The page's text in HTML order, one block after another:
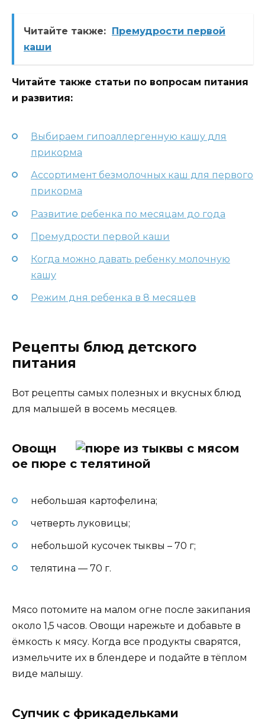
Читайте также: Премудрости первой
каши
Читайте также статьи по вопросам питания
и развития:
Выбираем гипоаллергенную кашу для
прикорма
Ассортимент безмолочных каш для первого
прикорма
Развитие ребенка по месяцам до года
Премудрости первой каши
Когда можно давать ребенку молочную
кашу
Режим дня ребенка в 8 месяцев
Рецепты блюд детского
питания
Вот рецепты самых полезных и вкусных блюд
для малышей в восемь месяцев.
Овощн
ое пюре с телятиной
небольшая картофелина;
четверть луковицы;
небольшой кусочек тыквы – 70 г;
телятина — 70 г.
Мясо потомите на малом огне после закипания
около 1,5 часов. Овощи нарежьте и добавьте в
ёмкость к мясу. Когда все продукты сварятся,
измельчите их в блендере и подайте в тёплом
виде малышу.
Супчик с фрикадельками